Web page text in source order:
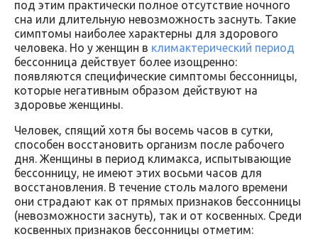
под этим практически полное отсутствие ночного
сна или длительную невозможность заснуть. Такие
симптомы наиболее характерны для здорового
человека. Но у женщин в климактерический период
бессонница действует более изощренно:
появляются специфические симптомы бессонницы,
которые негативным образом действуют на
здоровье женщины.
Человек, спящий хотя бы восемь часов в сутки,
способен восстановить организм после рабочего
дня. Женщины в период климакса, испытывающие
бессонницу, не имеют этих восьми часов для
восстановления. В течение столь малого времени
они страдают как от прямых признаков бессонницы
(невозможности заснуть), так и от косвенных. Среди
косвенных признаков бессонницы отметим: